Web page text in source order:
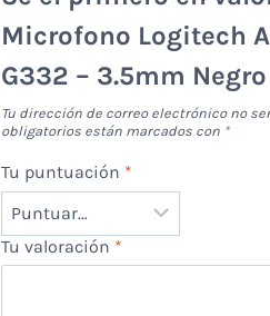
Microfono Logitech
G332 – 3.5mm
Tu dirección de correo electrónico no
obligatorios están marcados con *
Tu puntuación *
Tu valoración *